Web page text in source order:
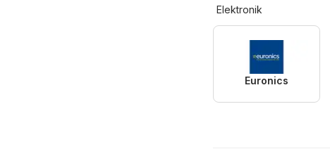
Elektronik
Euronics